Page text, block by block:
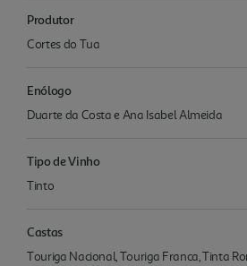
Produtor
Cortes do Tua
Enólogo
Duarte da Costa e Ana Isabel Almeida
Tipo de Vinho
Tinto
Castas
Touriga Nacional, Touriga Franca, Tinta